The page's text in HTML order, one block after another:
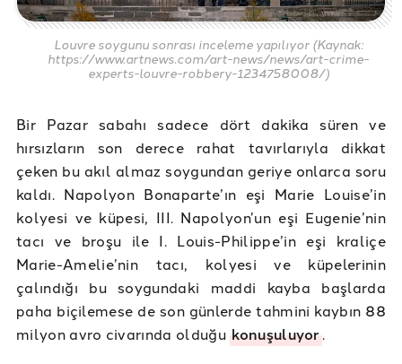
Louvre soygunu sonrası inceleme yapılıyor (Kaynak:
https://www.artnews.com/art-news/news/art-crime-
experts-louvre-robbery-1234758008/)
Bir Pazar sabahı sadece dört dakika süren ve
hırsızların son derece rahat tavırlarıyla dikkat
çeken bu akıl almaz soygundan geriye onlarca soru
kaldı. Napolyon Bonaparte’ın eşi Marie Louise’in
kolyesi ve küpesi, III. Napolyon’un eşi Eugenie’nin
tacı ve broşu ile I. Louis-Philippe’in eşi kraliçe
Marie-Amelie’nin tacı, kolyesi ve küpelerinin
çalındığı bu soygundaki maddi kayba başlarda
paha biçilemese de son günlerde tahmini kaybın 88
milyon avro civarında olduğukonuşuluyor.